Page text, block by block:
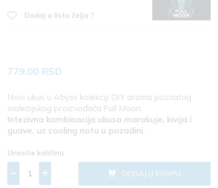
Dodaj u listu želja ?
779.00 RSD
Novi ukus u Abyss kolekciji DIY aroma poznatog
malezijskog proizvođača Full Moon.
Intezivna kombinacija ukusa marakuje, kivija i
guave, uz cooling notu u pozadini.
Unesite količinu
DODAJ U KORPU